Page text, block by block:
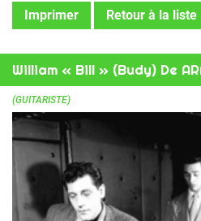
Imprimer Retour à la liste
William « Bill » (Budy) De
(GUITARISTE)